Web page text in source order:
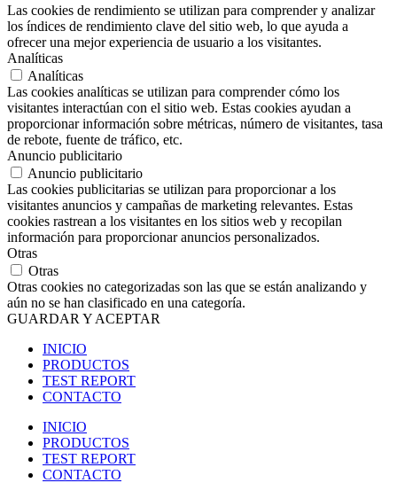
Las cookies de rendimiento se utilizan para comprender y analizar
los índices de rendimiento clave del sitio web, lo que ayuda a
ofrecer una mejor experiencia de usuario a los visitantes.
Analíticas
Analíticas
Las cookies analíticas se utilizan para comprender cómo los
visitantes interactúan con el sitio web. Estas cookies ayudan a
proporcionar información sobre métricas, número de visitantes, tasa
de rebote, fuente de tráfico, etc.
Anuncio publicitario
Anuncio publicitario
Las cookies publicitarias se utilizan para proporcionar a los
visitantes anuncios y campañas de marketing relevantes. Estas
cookies rastrean a los visitantes en los sitios web y recopilan
información para proporcionar anuncios personalizados.
Otras
Otras
Otras cookies no categorizadas son las que se están analizando y
aún no se han clasificado en una categoría.
GUARDAR Y ACEPTAR
INICIO
PRODUCTOS
TEST REPORT
CONTACTO
INICIO
PRODUCTOS
TEST REPORT
CONTACTO